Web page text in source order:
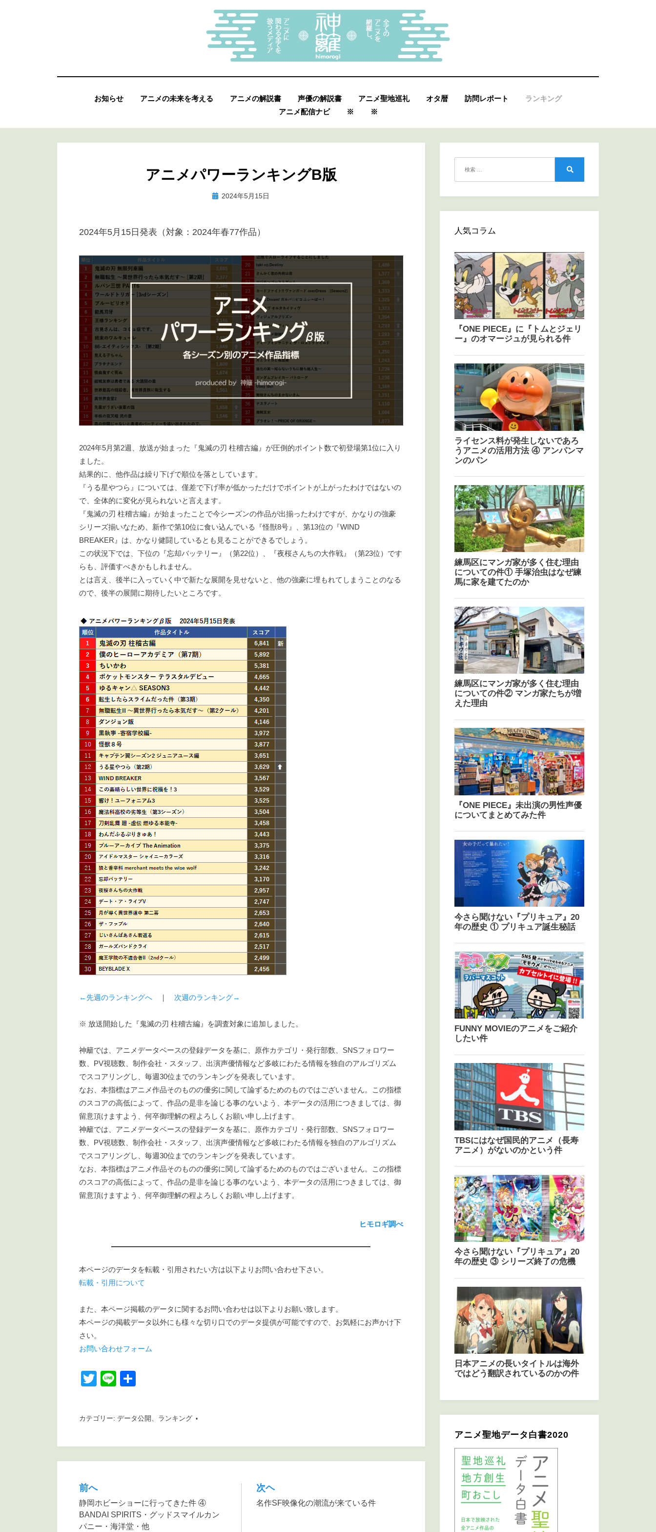
お知らせ アニメの未来を考える アニメの解説書 声優の解説書 アニメ聖地巡礼 オタ暦 訪問レポート
ランキング
アニメ配信ナビ
※ ※
アニメパワーランキングΒ版
投稿者marumegane
投 2024年5月15日
2024年5月15日発表（対象：2024年春77作品）
2024年5月第2週、放送が始まった『鬼滅の刃 柱稽古編』が圧倒的ポイント数で初登場第1位に入り
ました。
結果的に、他作品は繰り下げで順位を落としています。
『うる星やつら』については、僅差で下げ率が低かっただけでポイントが上がったわけではないの
で、全体的に変化が見られないと言えます。
『鬼滅の刃 柱稽古編』が始まったことで今シーズンの作品が出揃ったわけですが、かなりの強豪
シリーズ揃いなため、新作で第10位に食い込んでいる『怪獣8号』、第13位の『WIND
BREAKER』は、かなり健闘しているとも見ることができるでしょう。
この状況下では、下位の『忘却バッテリー』（第22位）、『夜桜さんちの大作戦』（第23位）です
らも、評価すべきかもしれません。
とは言え、後半に入っていく中で新たな展開を見せないと、他の強豪に埋もれてしまうことのなる
ので、後半の展開に期待したいところです。
←先週のランキングへ 次週のランキング→
※ 放送開始した『鬼滅の刃 柱稽古編』を調査対象に追加しました。
神籬では、アニメデータベースの登録データを基に、原作カテゴリ・発行部数、SNSフォロワー
数、PV視聴数、制作会社・スタッフ、出演声優情報など多岐にわたる情報を独自のアルゴリズム
でスコアリングし、毎週30位までのランキングを発表しています。
なお、本指標はアニメ作品そのものの優劣に関して論ずるためのものではございません。この指標
のスコアの高低によって、作品の是非を論じる事のないよう、本データの活用につきましては、御
留意頂けますよう、何卒御理解の程よろしくお願い申し上げます。
神籬では、アニメデータベースの登録データを基に、原作カテゴリ・発行部数、SNSフォロワー
数、PV視聴数、制作会社・スタッフ、出演声優情報など多岐にわたる情報を独自のアルゴリズム
でスコアリングし、毎週30位までのランキングを発表しています。
なお、本指標はアニメ作品そのものの優劣に関して論ずるためのものではございません。この指標
のスコアの高低によって、作品の是非を論じる事のないよう、本データの活用につきましては、御
留意頂けますよう、何卒御理解の程よろしくお願い申し上げます。
ヒモロギ調べ
本ページのデータを転載・引用されたい方は以下よりお問い合わせ下さい。
転載・引用について
また、本ページ掲載のデータに関するお問い合わせは以下よりお願い致します。
本ページの掲載データ以外にも様々な切り口でのデータ提供が可能ですので、お気軽にお声かけ下
さい。
お問い合わせフォーム
T
er
Li
カテゴリー: データ公開、 ランキング
投
稿
ナ
前へ
静岡ホビーショーに行ってきた件 ④
BANDAI SPIRITS・グッドスマイルカン
パニー・海洋堂・他
次ヘ
名作SF映像化の潮流が来ている件
人気コラム
アニメ聖地データ白書2020